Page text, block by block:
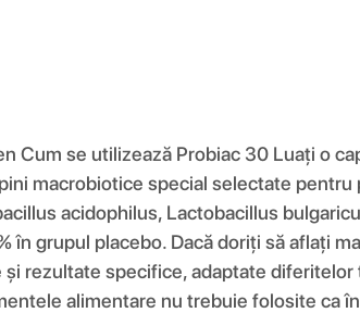
Cum se utilizează Probiac 30 Luați o
macrobiotice special selectate
acidophilus, Lactobacillus
grupul placebo. Dacă doriți să aflați
rezultate specifice, adaptate diferitelor
alimentare nu trebuie folosite ca